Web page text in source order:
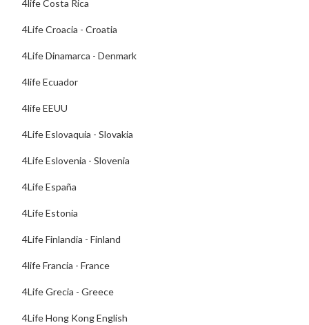
4life Costa Rica
4Life Croacia - Croatia
4Life Dinamarca - Denmark
4life Ecuador
4life EEUU
4Life Eslovaquia - Slovakia
4Life Eslovenia - Slovenia
4Life España
4Life Estonia
4Life Finlandia - Finland
4life Francia - France
4Life Grecia - Greece
4Life Hong Kong English